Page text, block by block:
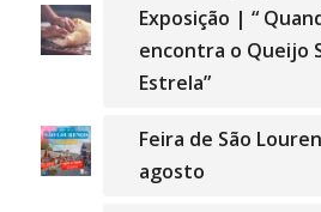
Exposição | “
encontra o Queijo
Estrela”
Feira de São
agosto